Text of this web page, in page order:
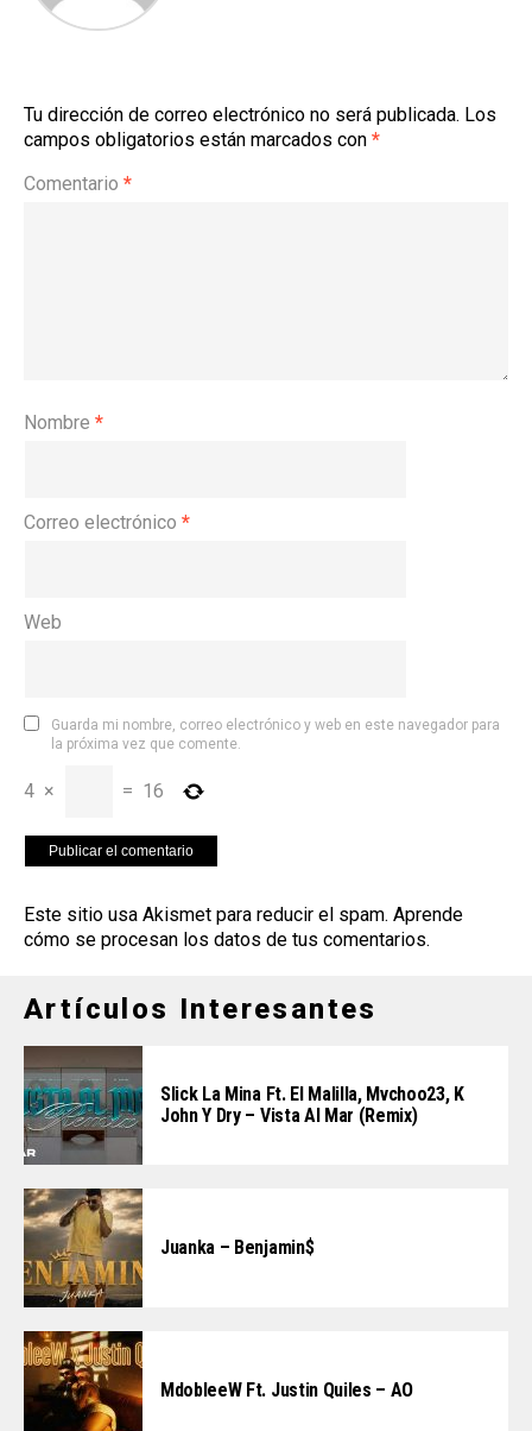
Tu dirección de correo electrónico no será publicada. Los
campos obligatorios están marcados con *
Comentario *
Nombre *
Correo electrónico *
Web
Guarda mi nombre, correo electrónico y web en este navegador para
la próxima vez que comente.
4 × = 16
Este sitio usa Akismet para reducir el spam. Aprende
cómo se procesan los datos de tus comentarios.
Artículos Interesantes
Slick La Mina Ft. El Malilla, Mvchoo23, K
John Y Dry – Vista Al Mar (Remix)
Juanka – Benjamin$
MdobleeW Ft. Justin Quiles – AO